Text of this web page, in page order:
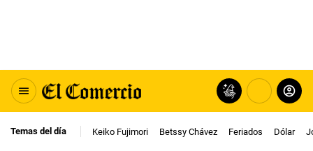
Temas del día Keiko Fujimori Betssy Chávez Feriados Dólar